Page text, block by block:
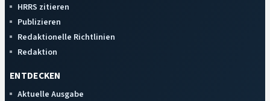
HRRS zitieren
Publizieren
Redaktionelle Richtlinien
Redaktion
ENTDECKEN
Aktuelle Ausgabe